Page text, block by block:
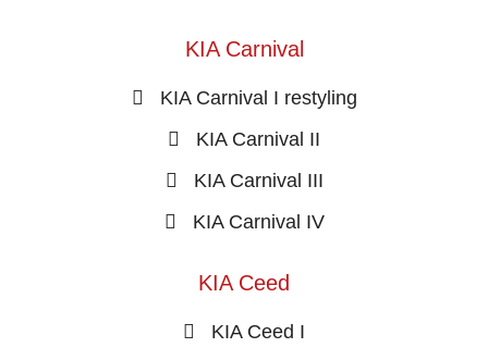
KIA Carnival
KIA Carnival I restyling
KIA Carnival II
KIA Carnival III
KIA Carnival IV
KIA Ceed
KIA Ceed I